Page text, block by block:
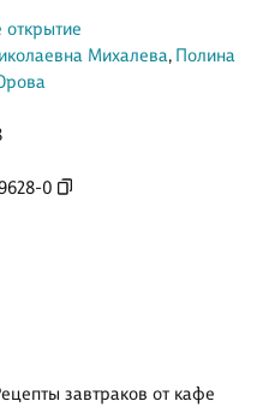
открытие
Михалева, Полина
0
завтраков от кафе